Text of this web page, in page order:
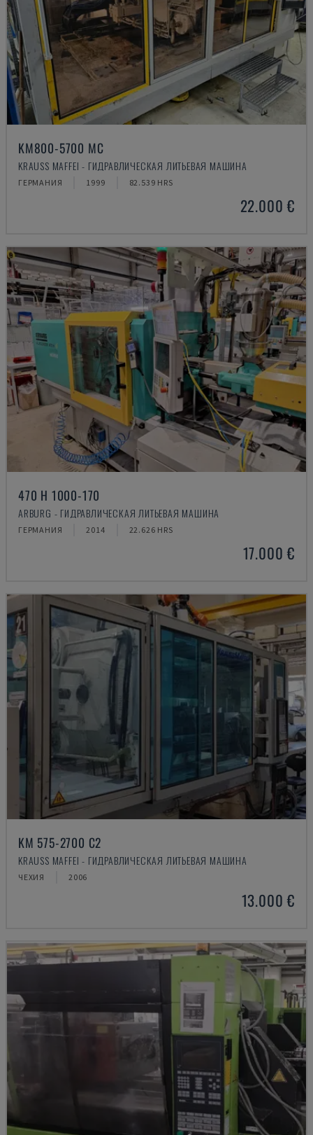
KM800-5700 MC
KRAUSS MAFFEI - ГИДРАВЛИЧЕСКАЯ ЛИТЬЕВАЯ МАШИНА
ГЕРМАНИЯ 1999 82.539 HRS
22.000 €
470 H 1000-170
ARBURG - ГИДРАВЛИЧЕСКАЯ ЛИТЬЕВАЯ МАШИНА
ГЕРМАНИЯ 2014 22.626 HRS
17.000 €
KM 575-2700 C2
KRAUSS MAFFEI - ГИДРАВЛИЧЕСКАЯ ЛИТЬЕВАЯ МАШИНА
ЧЕХИЯ 2006
13.000 €